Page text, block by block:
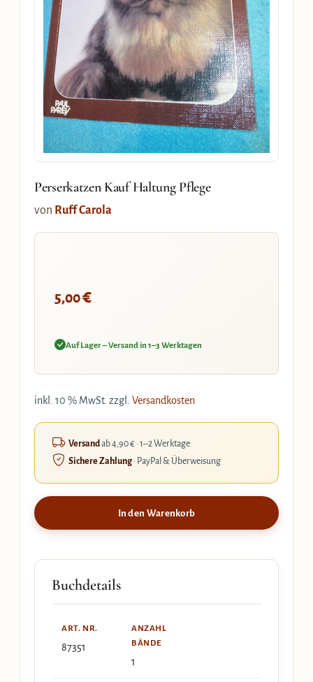
Perserkatzen Kauf Haltung Pflege
von Ruff Carola
5,00€
Auf Lager – Versand in 1–3 Werktagen
inkl. 10 % MwSt. zzgl. Versandkosten
Versandab 4,90 € · 1–2 Werktage
Sichere Zahlung· PayPal & Überweisung
In den Warenkorb
Buchdetails
ART. NR.
87351
ANZAHL
BÄNDE
1